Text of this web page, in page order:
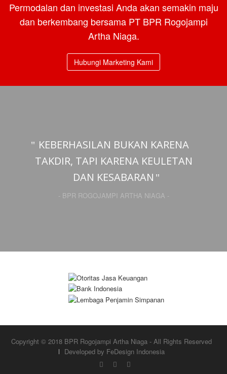
Permodalan dan investasi Anda akan semakin maju
dan berkembang bersama PT BPR Rogojampi
Artha Niaga.
Hubungi Marketing Kami
KEBERHASILAN BUKAN KARENA
TAKDIR, TAPI KARENA KEULETAN
DAN KESABARAN
- BPR ROGOJAMPI ARTHA NIAGA -
Copyright © 2018 BPR Rogojampi Artha Niaga - All Rights Reserved
Developed by FeDesign Indonesia